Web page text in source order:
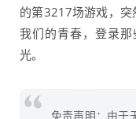
的第3217场游戏，突
我们的青春，登录
光。
免责声明：由于